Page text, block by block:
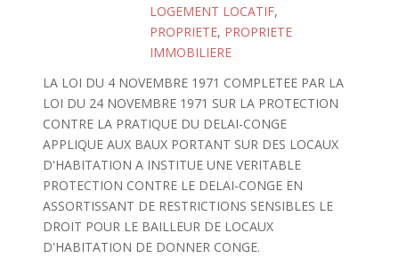
LOGEMENT LOCATIF,
PROPRIETE, PROPRIETE
IMMOBILIERE
LA LOI DU 4 NOVEMBRE 1971 COMPLETEE PAR LA
LOI DU 24 NOVEMBRE 1971 SUR LA PROTECTION
CONTRE LA PRATIQUE DU DELAI-CONGE
APPLIQUE AUX BAUX PORTANT SUR DES LOCAUX
D'HABITATION A INSTITUE UNE VERITABLE
PROTECTION CONTRE LE DELAI-CONGE EN
ASSORTISSANT DE RESTRICTIONS SENSIBLES LE
DROIT POUR LE BAILLEUR DE LOCAUX
D'HABITATION DE DONNER CONGE.